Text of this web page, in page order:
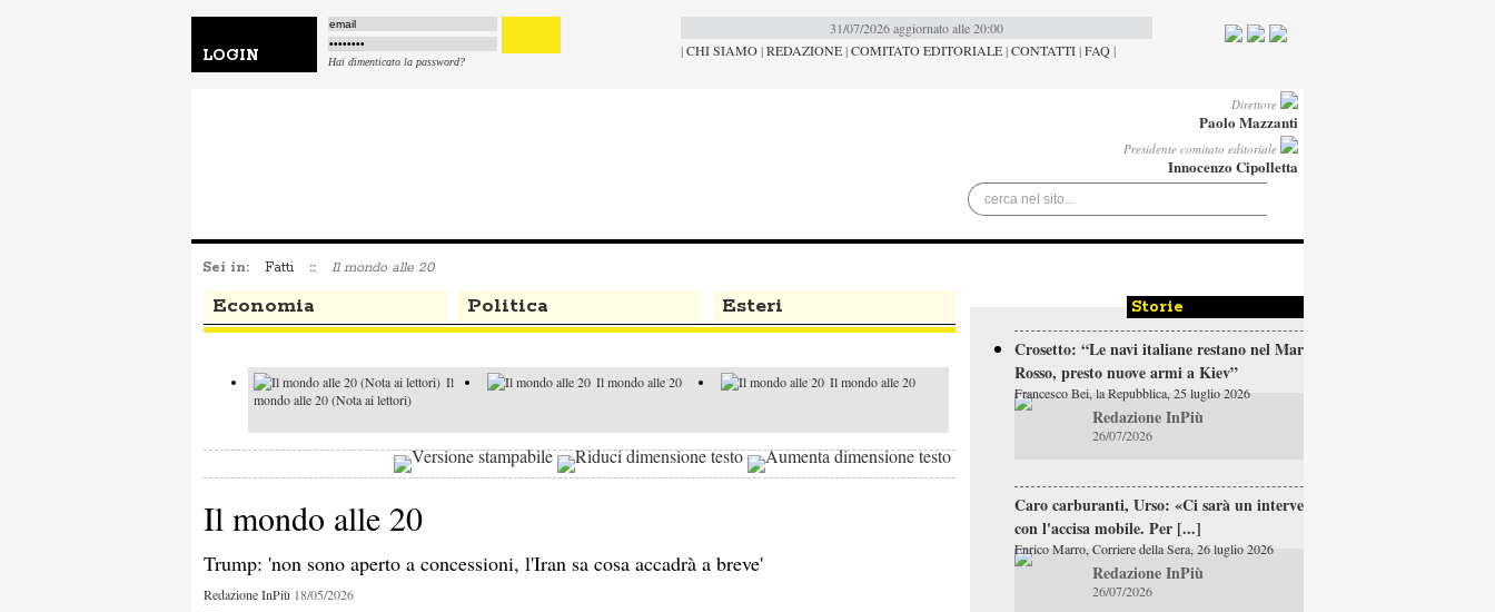
LOGIN Hai dimenticato la password?
31/07/2026 aggiornato alle 20:00
|CHI SIAMO|REDAZIONE|COMITATO EDITORIALE|CONTATTI|FAQ|
Direttore
Paolo Mazzanti
Presidente comitato editoriale
Innocenzo Cipolletta
Sei in: Fatti :: Il mondo alle 20
Storie
Crosetto: “Le navi italiane restano nel Mar
Rosso, presto nuove armi a Kiev”
Francesco Bei, la Repubblica, 25 luglio 2026
Redazione InPiù
26/07/2026
Caro carburanti, Urso: «Ci sarà un intervento
con l'accisa mobile. Per [...]
Enrico Marro, Corriere della Sera, 26 luglio 2026
Redazione InPiù
26/07/2026
Economia Politica Esteri
Il
mondo alle 20 (Nota ai lettori)
Il mondo alle 20 Il mondo alle 20
Il mondo alle 20 Il mondo alle 20
Agenda della
settimana
Il mondo alle 20
Trump: 'non sono aperto a concessioni, l'Iran sa cosa accadrà a breve'
Redazione InPiù 18/05/2026